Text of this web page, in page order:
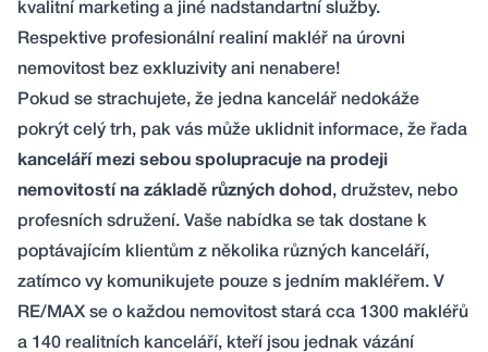
kvalitní marketing a jiné nadstandartní služby.
Respektive profesionální realiní makléř na úrovni
nemovitost bez exkluzivity ani nenabere!
Pokud se strachujete, že jedna kancelář nedokáže
pokrýt celý trh, pak vás může uklidnit informace, že řada
kanceláří mezi sebou spolupracuje na prodeji
nemovitostí na základě různých dohod , družstev, nebo
profesních sdružení. Vaše nabídka se tak dostane k
poptávajícím klientům z několika různých kanceláří,
zatímco vy komunikujete pouze s jedním makléřem. V
RE/MAX se o každou nemovitost stará cca 1300 makléřů
a 140 realitních kanceláří, kteří jsou jednak vázání